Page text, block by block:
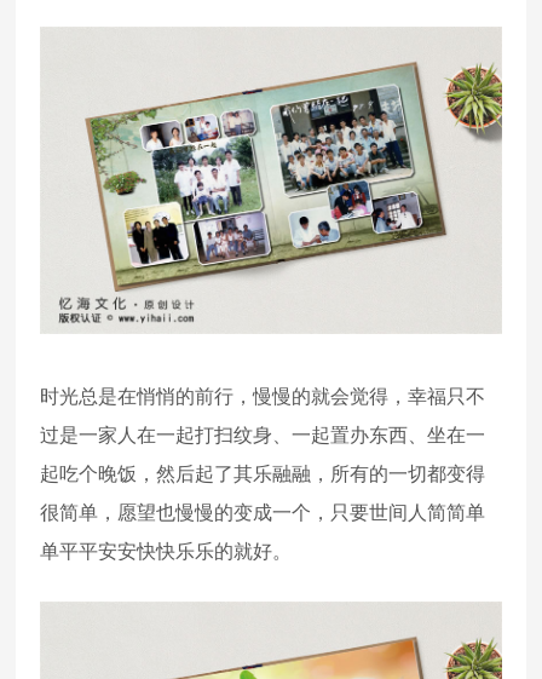
时光总是在悄悄的前行，慢慢的就会觉得，幸福只不
过是一家人在一起打扫纹身、一起置办东西、坐在一
起吃个晚饭，然后起了其乐融融，所有的一切都变得
很简单，愿望也慢慢的变成一个，只要世间人简简单
单平平安安快快乐乐的就好。